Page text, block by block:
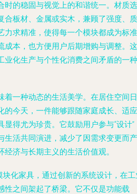
时的稳固与视觉上的和谐统一。材质选
合板材、金属或实木，兼顾了强度、质
力求精准，使得每一个模块都成为标准
成本，也方便用户后期增购与调整。这
业化生产与个性化消费之间矛盾的一种
着一种动态的生活美学。在居住空间日
的今天，一件能够跟随家庭成长、适应
得尤为珍贵。它鼓励用户参与“设计”
生活共同演进，减少了因需求变更而产
济与长期主义的生活价值观。
块化家具，通过创新的系统设计，在
性之间架起了桥梁。它不仅是功能载